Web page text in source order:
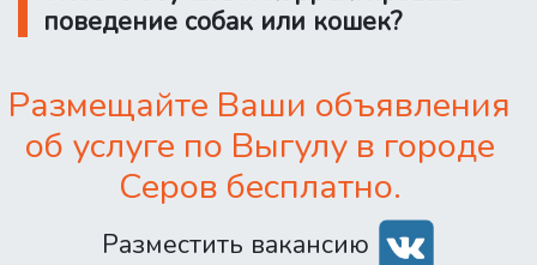
поведение собак или кошек?
Размещайте Ваши объявления
об услуге по Выгулу в городе
Серов бесплатно.
Разместить вакансию